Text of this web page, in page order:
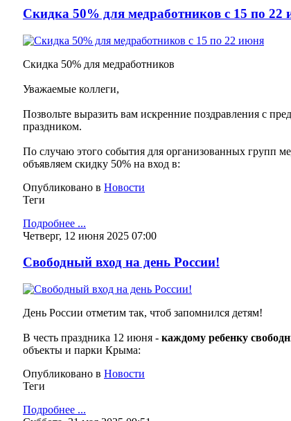
Скидка 50% для медработников с 15 по 22
Скидка 50% для медработников
Уважаемые коллеги,
Позвольте выразить вам искренние поздравления с
праздником.
По случаю этого события для организованных групп
объявляем скидку 50% на вход в:
Опубликовано в Новости
Теги
Подробнее ...
Четверг, 12 июня 2025 07:00
Свободный вход на день России!
День России отметим так, чтоб запомнился детям!
В честь праздника 12 июня - каждому ребенку
объекты и парки Крыма:
Опубликовано в Новости
Теги
Подробнее ...